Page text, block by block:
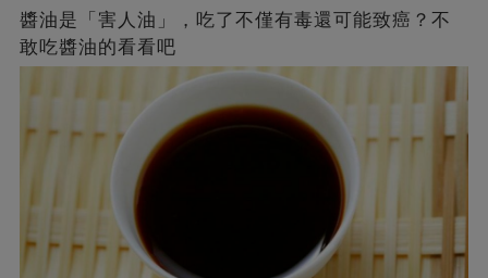
醬油是「害人油」，吃了不僅有毒還可能致癌？不
敢吃醬油的看看吧